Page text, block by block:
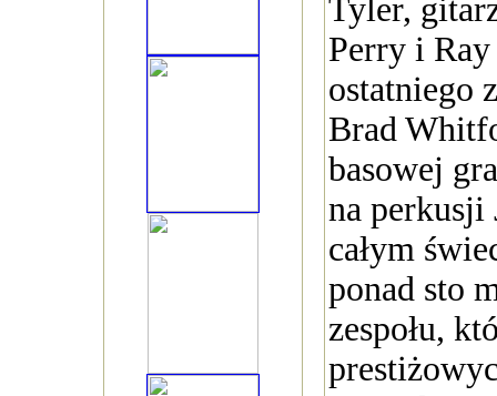
Tyler,
Perry i
ostatniego
Brad
basowej
na perkusji
całym
ponad sto
zespołu,